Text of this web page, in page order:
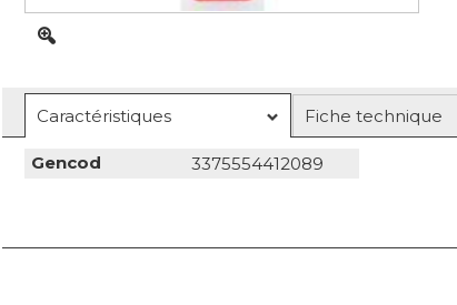
Caractéristiques Fiche technique
Gencod 3375554412089